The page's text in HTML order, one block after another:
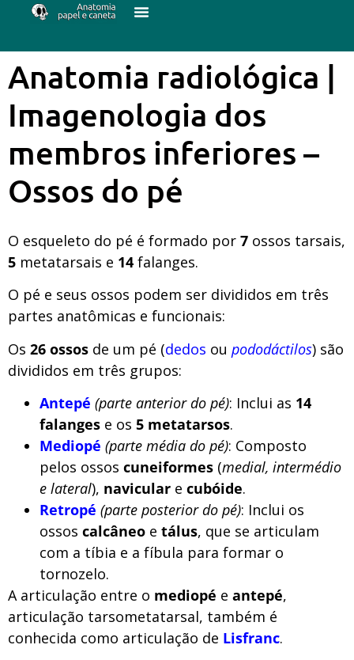
Anatomia radiológica |
Imagenologia dos
membros inferiores –
Ossos do pé
O esqueleto do pé é formado por 7 ossos tarsais,
5 metatarsais e 14 falanges.
O pé e seus ossos podem ser divididos em três
partes anatômicas e funcionais:
Os 26 ossos de um pé (dedos ou pododáctilos) são
divididos em três grupos:
Antepé (parte anterior do pé): Inclui as 14
falanges e os 5 metatarsos.
Mediopé (parte média do pé): Composto
pelos ossos cuneiformes (medial, intermédio
e lateral), navicular e cubóide.
Retropé (parte posterior do pé): Inclui os
ossos calcâneo e tálus, que se articulam
com a tíbia e a fíbula para formar o
tornozelo.
A articulação entre o mediopé e antepé,
articulação tarsometatarsal, também é
conhecida como articulação de Lisfranc.